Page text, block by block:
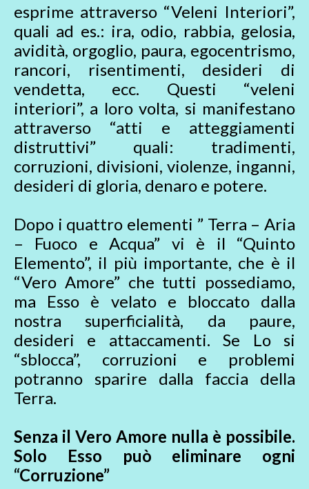
esprime attraverso “Veleni Interiori”,
quali ad es.: ira, odio, rabbia, gelosia,
avidità, orgoglio, paura, egocentrismo,
rancori, risentimenti, desideri di
vendetta, ecc. Questi “veleni
interiori”, a loro volta, si manifestano
attraverso “atti e atteggiamenti
distruttivi” quali: tradimenti,
corruzioni, divisioni, violenze, inganni,
desideri di gloria, denaro e potere.
Dopo i quattro elementi ” Terra – Aria
– Fuoco e Acqua” vi è il “Quinto
Elemento”, il più importante, che è il
“Vero Amore” che tutti possediamo,
ma Esso è velato e bloccato dalla
nostra superficialità, da paure,
desideri e attaccamenti. Se Lo si
“sblocca”, corruzioni e problemi
potranno sparire dalla faccia della
Terra.
Senza il Vero Amore nulla è possibile.
Solo Esso può eliminare ogni
“Corruzione”